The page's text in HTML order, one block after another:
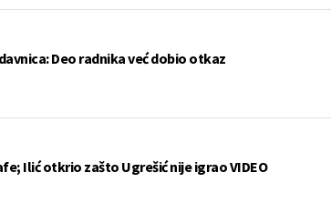
Deo radnika već dobio otkaz
Ilić otkrio zašto Ugrešić nije igrao VIDEO